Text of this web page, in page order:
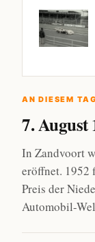
AN DIESEM TAG
7. August
In Zandvoort
eröffnet. 1952
Preis der
Automobil-